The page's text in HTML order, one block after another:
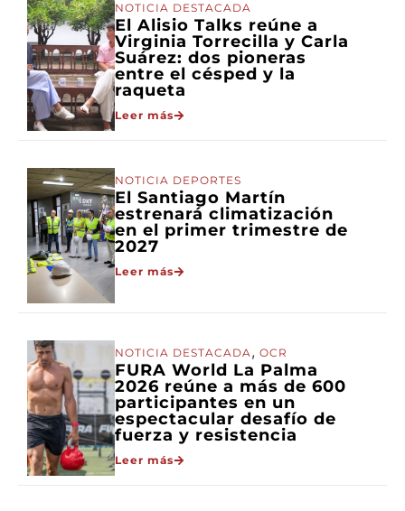
NOTICIA DESTACADA
El Alisio Talks reúne a
Virginia Torrecilla y Carla
Suárez: dos pioneras
entre el césped y la
raqueta
Leer más
NOTICIA DEPORTES
El Santiago Martín
estrenará climatización
en el primer trimestre de
2027
Leer más
NOTICIA DESTACADA, OCR
FURA World La Palma
2026 reúne a más de 600
participantes en un
espectacular desafío de
fuerza y resistencia
Leer más